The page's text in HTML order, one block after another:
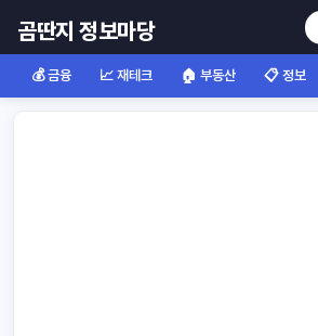
곰딴지 정보마당
💰 금융 📈 재테크 🏠 부동산 📋 정보